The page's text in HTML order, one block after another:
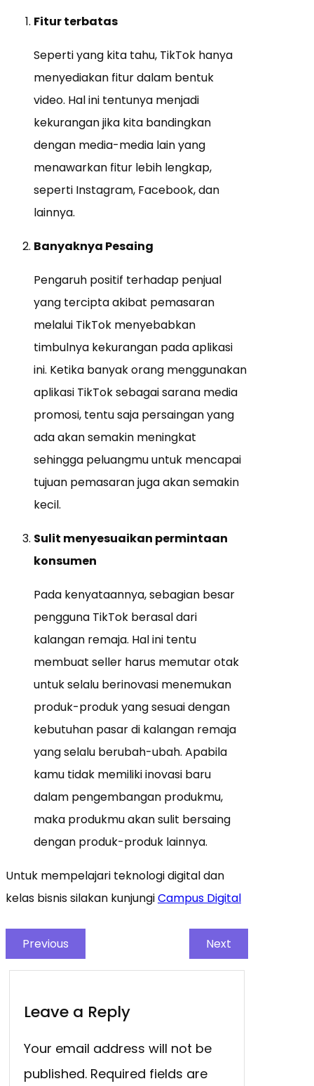
Fitur terbatas
Seperti yang kita tahu, TikTok hanya
menyediakan fitur dalam bentuk
video. Hal ini tentunya menjadi
kekurangan jika kita bandingkan
dengan media-media lain yang
menawarkan fitur lebih lengkap,
seperti Instagram, Facebook, dan
lainnya.
Banyaknya Pesaing
Pengaruh positif terhadap penjual
yang tercipta akibat pemasaran
melalui TikTok menyebabkan
timbulnya kekurangan pada aplikasi
ini. Ketika banyak orang menggunakan
aplikasi TikTok sebagai sarana media
promosi, tentu saja persaingan yang
ada akan semakin meningkat
sehingga peluangmu untuk mencapai
tujuan pemasaran juga akan semakin
kecil.
Sulit menyesuaikan permintaan
konsumen
Pada kenyataannya, sebagian besar
pengguna TikTok berasal dari
kalangan remaja. Hal ini tentu
membuat seller harus memutar otak
untuk selalu berinovasi menemukan
produk-produk yang sesuai dengan
kebutuhan pasar di kalangan remaja
yang selalu berubah-ubah. Apabila
kamu tidak memiliki inovasi baru
dalam pengembangan produkmu,
maka produkmu akan sulit bersaing
dengan produk-produk lainnya.
Untuk mempelajari teknologi digital dan
kelas bisnis silakan kunjungiCampus Digital
Previous Next
Leave a Reply
Your email address will not be
published. Required fields are